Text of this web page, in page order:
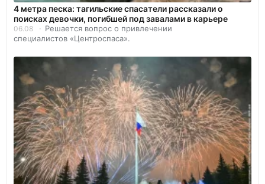
4 метра песка: тагильские спасатели рассказали о
поисках девочки, погибшей под завалами в карьере
06.08
Решается вопрос о привлечении
специалистов «Центроспаса».